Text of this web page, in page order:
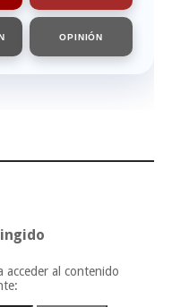
OPINIÓN
acceder al contenido